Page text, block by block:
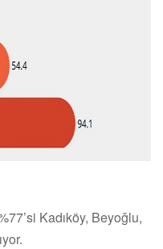
Kadıköy, Beyoğlu,